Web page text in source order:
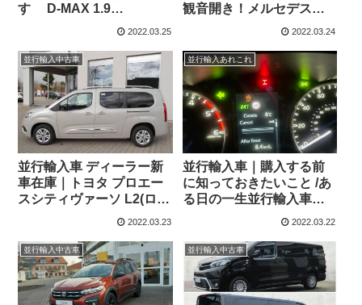
すゞ D-MAX 1.9
DoubleCab DL40 4WD
2022.03.25
観音開き！メルセデスベ
ンツ Vito ツアラー エディ
Tronic 9人乗り 左ハンド
ル
2022.03.24
並行輸入中古車
並行輸入車 ディーラー新
車在庫｜トヨタ プロエー
スシティヴァーソ L2(ロン
グボディ/7人乗り) チーム
ハンドル
2022.03.23
並行輸入あれこれ
並行輸入車｜購入する前
に知っておきたいこと /あ
る日の一生並行輸入車好
2022.03.22
並行輸入中古車 並行輸入中古車